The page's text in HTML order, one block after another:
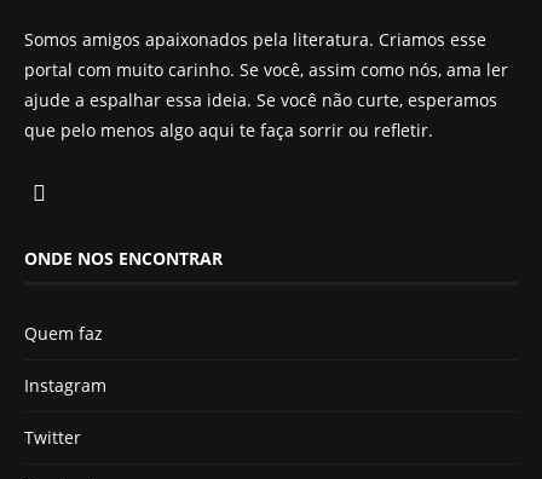
Somos amigos apaixonados pela literatura. Criamos esse
portal com muito carinho. Se você, assim como nós, ama ler
ajude a espalhar essa ideia. Se você não curte, esperamos
que pelo menos algo aqui te faça sorrir ou refletir.
ONDE NOS ENCONTRAR
Quem faz
Instagram
Twitter